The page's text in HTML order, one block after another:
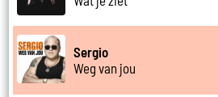
Sergio
Weg van jou